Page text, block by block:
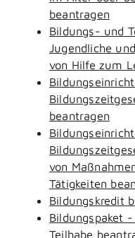
beantragen
Bildungs- und
Jugendliche
von Hilfe zum
beantragen
von
Tätigkeiten
Bildungskredit
Bildungspaket
Teilhabe